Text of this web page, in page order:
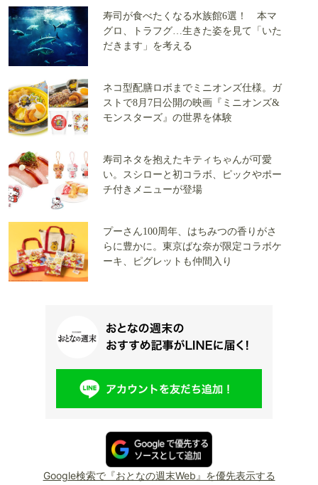
寿司が食べたくなる水族館6選！ 本マ
グロ、トラフグ…生きた姿を見て「いた
だきます」を考える
ネコ型配膳ロボまでミニオンズ仕様。ガ
ストで8月7日公開の映画『ミニオンズ&
モンスターズ』の世界を体験
寿司ネタを抱えたキティちゃんが可愛
い。スシローと初コラボ、ピックやポー
チ付きメニューが登場
プーさん100周年、はちみつの香りがさ
らに豊かに。東京ばな奈が限定コラボケ
ーキ、ピグレットも仲間入り
Google検索で『おとなの週末Web』を優先表示する